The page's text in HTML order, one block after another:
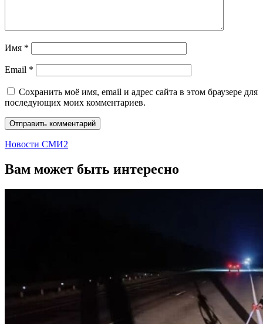
Имя *
Email *
Сохранить моё имя, email и адрес сайта в этом браузере для
последующих моих комментариев.
Новости СМИ2
Вам может быть интересно